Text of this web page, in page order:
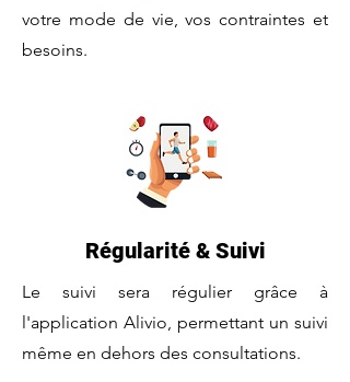
votre mode de vie, vos contraintes et
besoins.
Régularité & Suivi
Le suivi sera régulier grâce à
l'application Alivio, permettant un suivi
même en dehors des consultations.